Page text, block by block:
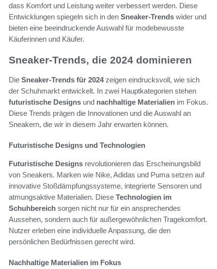
dass Komfort und Leistung weiter verbessert werden. Diese
Entwicklungen spiegeln sich in den Sneaker-Trends wider und
bieten eine beeindruckende Auswahl für modebewusste
Käuferinnen und Käufer.
Sneaker-Trends, die 2024 dominieren
Die Sneaker-Trends für 2024zeigen eindrucksvoll, wie sich
der Schuhmarkt entwickelt. In zwei Hauptkategorien stehen
futuristische Designs und nachhaltige Materialien im Fokus.
Diese Trends prägen die Innovationen und die Auswahl an
Sneakern, die wir in diesem Jahr erwarten können.
Futuristische Designs und Technologien
Futuristische Designs revolutionieren das Erscheinungsbild
von Sneakers. Marken wie Nike, Adidas und Puma setzen auf
innovative Stoßdämpfungssysteme, integrierte Sensoren und
atmungsaktive Materialien. Diese Technologien im
Schuhbereich sorgen nicht nur für ein ansprechendes
Aussehen, sondern auch für außergewöhnlichen Tragekomfort.
Nutzer erleben eine individuelle Anpassung, die den
persönlichen Bedürfnissen gerecht wird.
Nachhaltige Materialien im Fokus